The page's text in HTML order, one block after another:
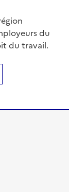
du
du travail.